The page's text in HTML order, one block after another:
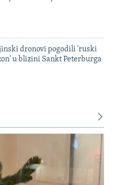
dronovi pogodili 'ruski
u blizini Sankt Peterburga